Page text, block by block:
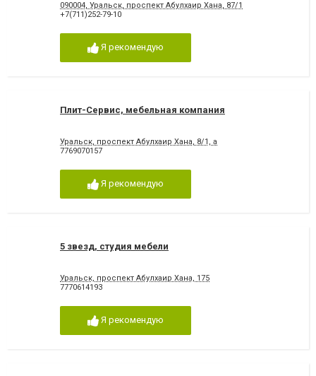
090004, Уральск, проспект Абулхаир Хана, 87/1
+7(711)252-79-10
Я рекомендую
Плит-Сервис, мебельная компания
Уральск, проспект Абулхаир Хана, 8/1, а
7769070157
Я рекомендую
5 звезд, студия мебели
Уральск, проспект Абулхаир Хана, 175
7770614193
Я рекомендую